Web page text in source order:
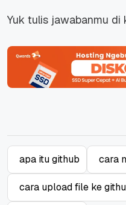
Yuk tulis jawabanmu di
apa itu github cara
cara upload file ke